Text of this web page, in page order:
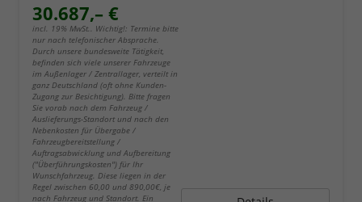
30.687,– €
incl. 19% MwSt.. Wichtig!: Termine bitte
nur nach telefonischer Absprache.
Durch unsere bundesweite Tätigkeit,
befinden sich viele unserer Fahrzeuge
im Außenlager / Zentrallager, verteilt in
ganz Deutschland (oft ohne Kunden-
Zugang zur Besichtigung). Bitte fragen
Sie vorab nach dem Fahrzeug /
Auslieferungs-Standort und nach den
Nebenkosten für Übergabe /
Fahrzeugbereitstellung /
Auftragsabwicklung und Aufbereitung
("Überführungskosten") für Ihr
Wunschfahrzeug. Diese liegen in der
Regel zwischen 60,00 und 890,00€, je
nach Fahrzeug und Standort. Ein